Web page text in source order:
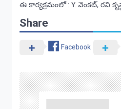
ఈ కార్యక్రమంలో : Y. వెంకట్, రవి
Share
Facebook